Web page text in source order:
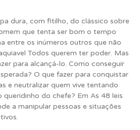
dura, com fitilho, do clássico sobre
que tenta ser bom o tempo
entre os inúmeros outros que não
Todos querem ter poder. Mas
para alcançá-lo. Como conseguir
O que fazer para conquistar
e neutralizar quem vive tentando
do chefe? Em As 48 leis
a manipular pessoas e situações